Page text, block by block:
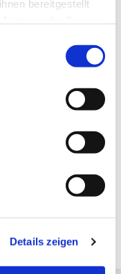
bereitgestellt
Details zeigen